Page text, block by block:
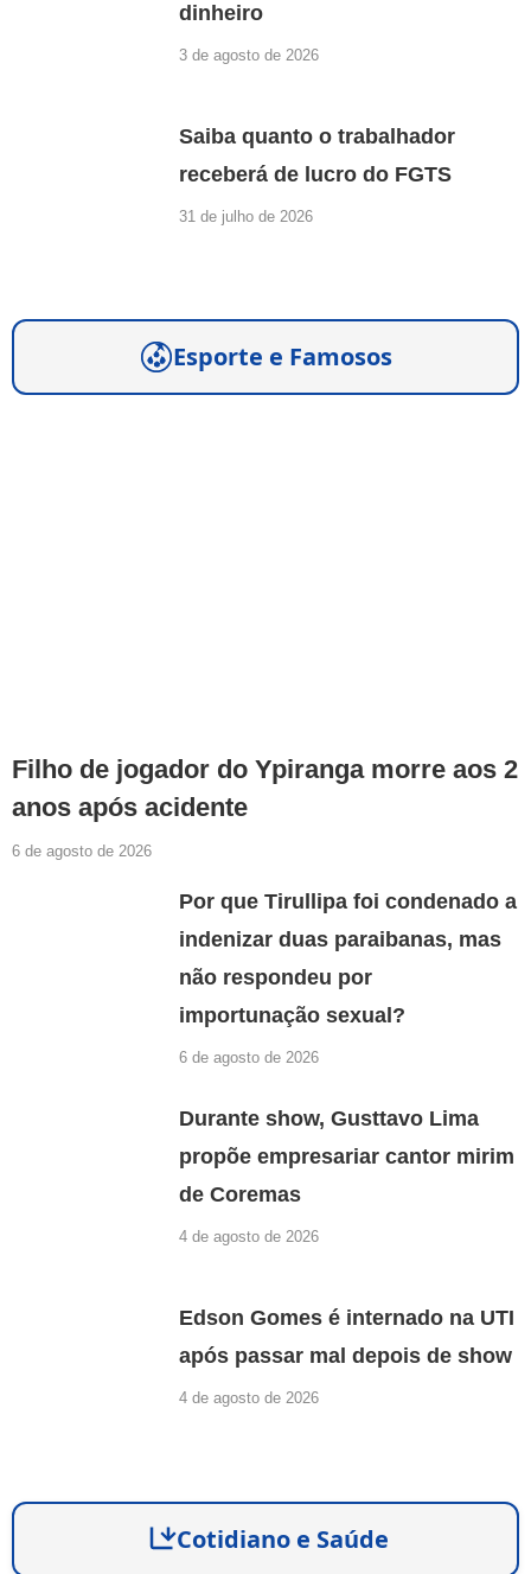
dinheiro
3 de agosto de 2026
Saiba quanto o trabalhador
receberá de lucro do FGTS
31 de julho de 2026
Esporte e Famosos
Filho de jogador do Ypiranga morre aos 2
anos após acidente
6 de agosto de 2026
Por que Tirullipa foi condenado a
indenizar duas paraibanas, mas
não respondeu por
importunação sexual?
6 de agosto de 2026
Durante show, Gusttavo Lima
propõe empresariar cantor mirim
de Coremas
4 de agosto de 2026
Edson Gomes é internado na UTI
após passar mal depois de show
4 de agosto de 2026
Cotidiano e Saúde